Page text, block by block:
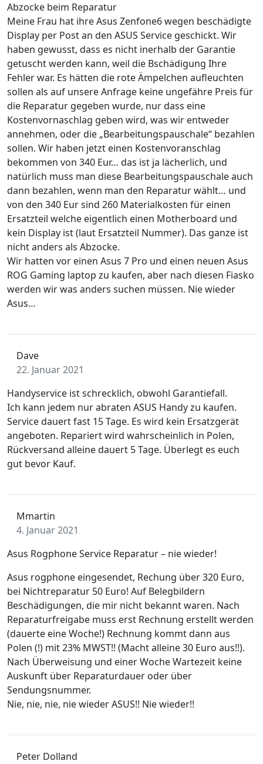
Abzocke beim Reparatur
Meine Frau hat ihre Asus Zenfone6 wegen beschädigte
Display per Post an den ASUS Service geschickt. Wir
haben gewusst, dass es nicht inerhalb der Garantie
getuscht werden kann, weil die Bschädigung Ihre
Fehler war. Es hätten die rote Ämpelchen aufleuchten
sollen als auf unsere Anfrage keine ungefähre Preis für
die Reparatur gegeben wurde, nur dass eine
Kostenvornaschlag geben wird, was wir entweder
annehmen, oder die „Bearbeitungspauschale“ bezahlen
sollen. Wir haben jetzt einen Kostenvoranschlag
bekommen von 340 Eur… das ist ja lächerlich, und
natürlich muss man diese Bearbeitungspauschale auch
dann bezahlen, wenn man den Reparatur wählt… und
von den 340 Eur sind 260 Materialkosten für einen
Ersatzteil welche eigentlich einen Motherboard und
kein Display ist (laut Ersatzteil Nummer). Das ganze ist
nicht anders als Abzocke.
Wir hatten vor einen Asus 7 Pro und einen neuen Asus
ROG Gaming laptop zu kaufen, aber nach diesen Fiasko
werden wir was anders suchen müssen. Nie wieder
Asus…
Dave
22. Januar 2021
Handyservice ist schrecklich, obwohl Garantiefall.
Ich kann jedem nur abraten ASUS Handy zu kaufen.
Service dauert fast 15 Tage. Es wird kein Ersatzgerät
angeboten. Repariert wird wahrscheinlich in Polen,
Rückversand alleine dauert 5 Tage. Überlegt es euch
gut bevor Kauf.
Mmartin
4. Januar 2021
Asus Rogphone Service Reparatur – nie wieder!
Asus rogphone eingesendet, Rechung über 320 Euro,
bei Nichtreparatur 50 Euro! Auf Belegbildern
Beschädigungen, die mir nicht bekannt waren. Nach
Reparaturfreigabe muss erst Rechnung erstellt werden
(dauerte eine Woche!) Rechnung kommt dann aus
Polen (!) mit 23% MWST!! (Macht alleine 30 Euro aus!!).
Nach Überweisung und einer Woche Wartezeit keine
Auskunft über Reparaturdauer oder über
Sendungsnummer.
Nie, nie, nie, nie wieder ASUS!! Nie wieder!!
Peter Dolland